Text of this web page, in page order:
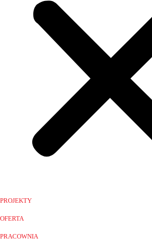
PROJEKTY
OFERTA
PRACOWNIA